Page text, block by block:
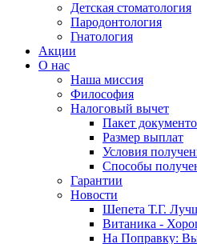
Детская стоматология
Пародонтология
Гнатология
Акции
О нас
Наша миссия
Философия
Налоговый вычет
Пакет
Размер выплат
Условия
Способы
Гарантии
Новости
Шепета Т.Г.
Витаника -
На Поправку: